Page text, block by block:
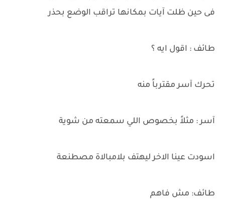
فى حين ظلت آيات بمكانها تراقب الوضع بحذر
طائف : اقول ايه ؟
تحرك آسر مقترباً منه
آسر : مثلاً بخصوص اللي سمعته من شوية
اسودت عينا الاخر ليهتف بلامبالاة مصطنعة
طائف: مش فاهم